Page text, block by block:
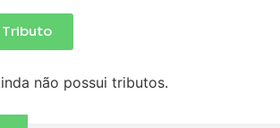
Tributo
não possui tributos.